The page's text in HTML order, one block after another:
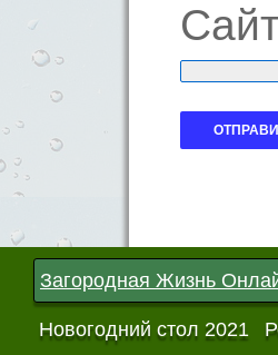
Загородная Жизнь
Новогодний стол 2021